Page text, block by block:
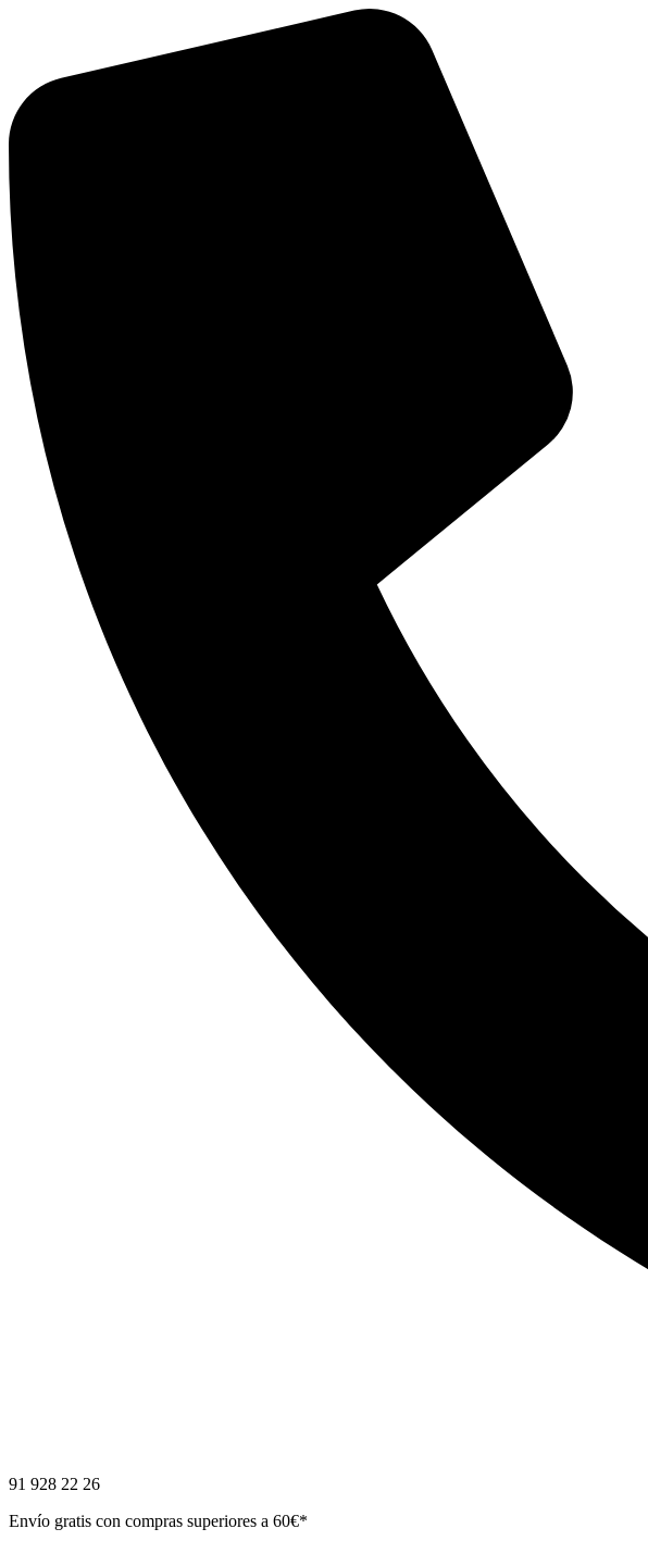
91 928 22 26
Envío gratis con compras superiores a 60€*